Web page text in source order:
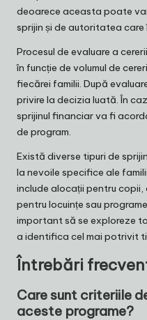
deoarece aceasta poate
sprijin și de autoritatea care
Procesul de evaluare a
în funcție de volumul de
fiecărei familii. După
privire la decizia luată. În
sprijinul financiar va fi
de program.
Există diverse tipuri de
la nevoile specifice ale
include alocații pentru copii,
pentru locuințe sau
important să se exploreze
a identifica cel mai potrivit
Întrebări
Care sunt criteriile
aceste programe?